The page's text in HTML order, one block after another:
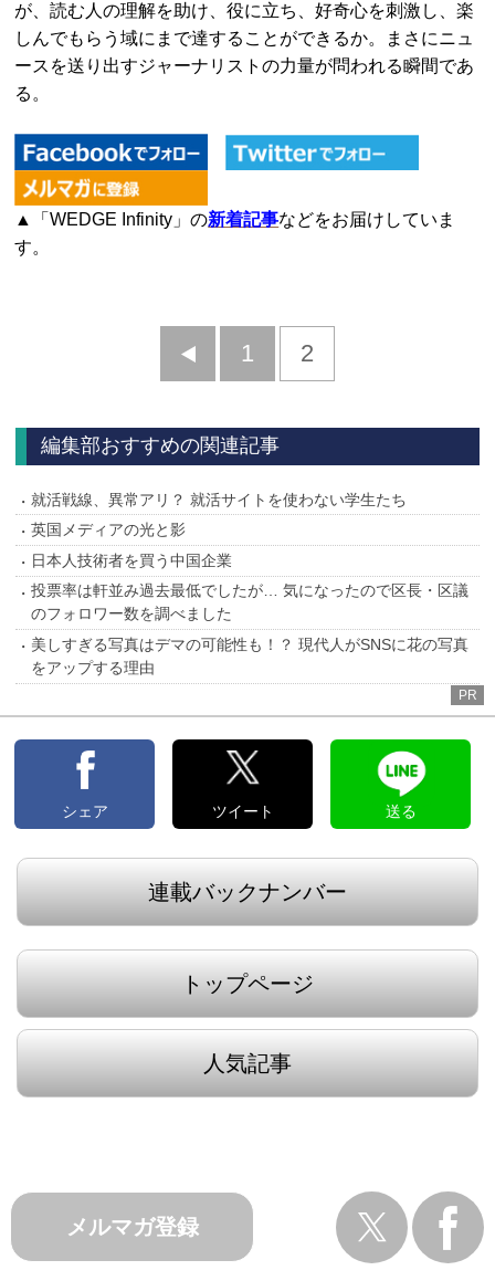
が、読む人の理解を助け、役に立ち、好奇心を刺激し、楽
しんでもらう域にまで達することができるか。まさにニュ
ースを送り出すジャーナリストの力量が問われる瞬間であ
る。
▲「WEDGE Infinity」の新着記事などをお届けしていま
す。
前
1 2
編集部おすすめの関連記事
就活戦線、異常アリ？ 就活サイトを使わない学生たち
英国メディアの光と影
日本人技術者を買う中国企業
投票率は軒並み過去最低でしたが… 気になったので区長・区議
のフォロワー数を調べました
美しすぎる写真はデマの可能性も！？ 現代人がSNSに花の写真
をアップする理由
PR
シェア ツイート 送る
連載バックナンバー
トップページ
人気記事
メルマガ登録